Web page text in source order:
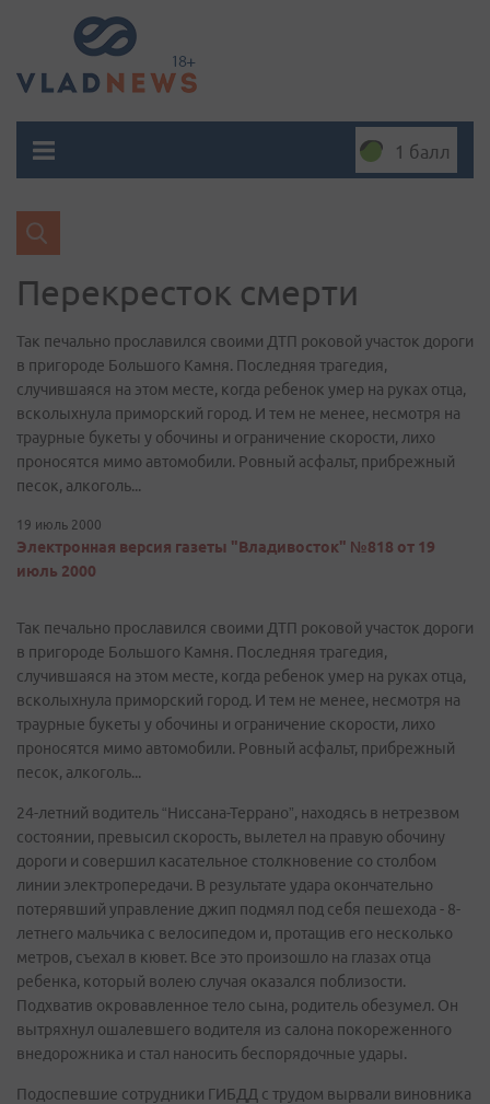
1 балл
Перекресток смерти
Так печально прославился своими ДТП роковой участок дороги
в пригороде Большого Камня. Последняя трагедия,
случившаяся на этом месте, когда ребенок умер на руках отца,
всколыхнула приморский город. И тем не менее, несмотря на
траурные букеты у обочины и ограничение скорости, лихо
проносятся мимо автомобили. Ровный асфальт, прибрежный
песок, алкоголь...
19 июль 2000
Электронная версия газеты "Владивосток" №818 от 19
июль 2000
Так печально прославился своими ДТП роковой участок дороги
в пригороде Большого Камня. Последняя трагедия,
случившаяся на этом месте, когда ребенок умер на руках отца,
всколыхнула приморский город. И тем не менее, несмотря на
траурные букеты у обочины и ограничение скорости, лихо
проносятся мимо автомобили. Ровный асфальт, прибрежный
песок, алкоголь...
24-летний водитель “Ниссана-Террано”, находясь в нетрезвом
состоянии, превысил скорость, вылетел на правую обочину
дороги и совершил касательное столкновение со столбом
линии электропередачи. В результате удара окончательно
потерявший управление джип подмял под себя пешехода - 8-
летнего мальчика с велосипедом и, протащив его несколько
метров, съехал в кювет. Все это произошло на глазах отца
ребенка, который волею случая оказался поблизости.
Подхватив окровавленное тело сына, родитель обезумел. Он
вытряхнул ошалевшего водителя из салона покореженного
внедорожника и стал наносить беспорядочные удары.
Подоспевшие сотрудники ГИБДД с трудом вырвали виновника